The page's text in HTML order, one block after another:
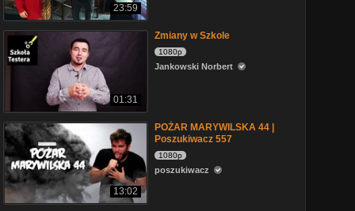
23:59
01:31
Zmiany w Szkole
1080p
Jankowski Norbert
13:02
POŻAR MARYWILSKA 44 |
Poszukiwacz 557
1080p
poszukiwacz